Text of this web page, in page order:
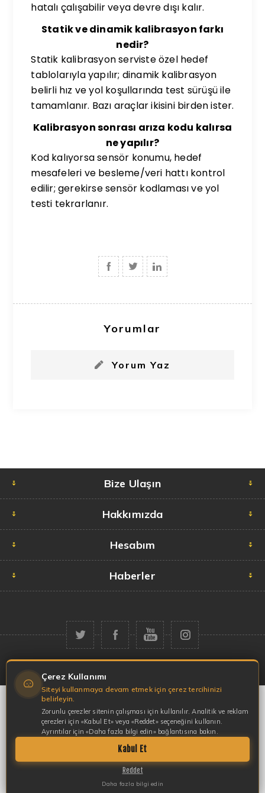
hatalı çalışabilir veya devre dışı kalır.
Statik ve dinamik kalibrasyon farkı
nedir?
Statik kalibrasyon serviste özel hedef
tablolarıyla yapılır; dinamik kalibrasyon
belirli hız ve yol koşullarında test sürüşü ile
tamamlanır. Bazı araçlar ikisini birden ister.
Kalibrasyon sonrası arıza kodu kalırsa
ne yapılır?
Kod kalıyorsa sensör konumu, hedef
mesafeleri ve besleme/veri hattı kontrol
edilir; gerekirse sensör kodlaması ve yol
testi tekrarlanır.
Yorumlar
Yorum Yaz
Bize Ulaşın
Hakkımızda
Hesabım
Haberler
Telif hakkı © 2026 Garaj Market. Tüm hakları saklıdır.
Çerez Kullanımı
Siteyi kullanmaya devam etmek için çerez tercihinizi
belirleyin.
Zorunlu çerezler sitenin çalışması için kullanılır. Analitik ve reklam
çerezleri için «Kabul Et» veya «Reddet» seçeneğini kullanın.
Ayrıntılar için «Daha fazla bilgi edin» bağlantısına bakın.
Kabul Et
Reddet
Daha fazla bilgi edin